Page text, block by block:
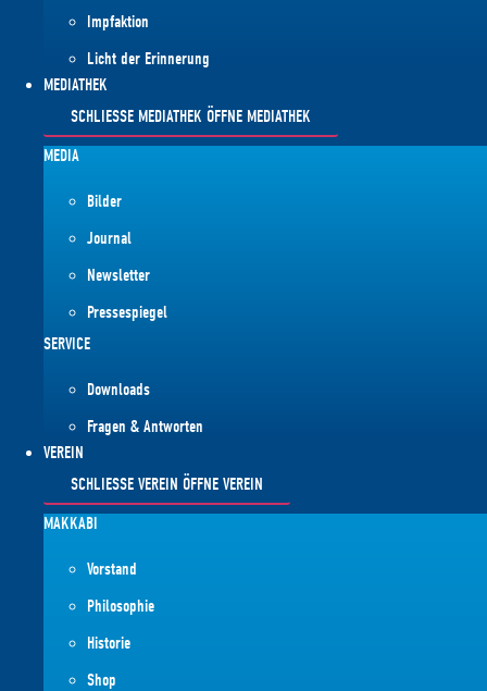
Impfaktion
Licht der Erinnerung
MEDIATHEK
SCHLIESSE MEDIATHEK
ÖFFNE MEDIATHEK
MEDIA
Bilder
Journal
Newsletter
Pressespiegel
SERVICE
Downloads
Fragen & Antworten
VEREIN
SCHLIESSE VEREIN
ÖFFNE VEREIN
MAKKABI
Vorstand
Philosophie
Historie
Shop